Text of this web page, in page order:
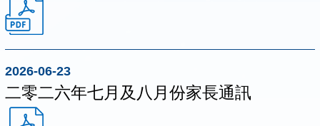
2026-06-23
二零二六年七月及八月份家長通訊